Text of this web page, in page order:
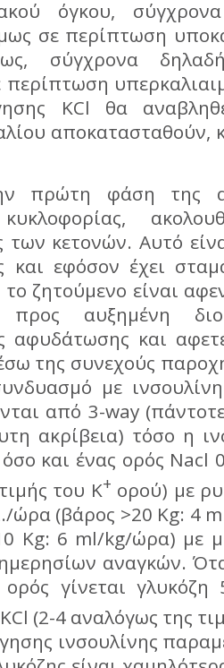
όγκου,
σε περίπτωση
σύγχρονα
KCl θα
αποκατασταθούν,
πρώτη φάση της
κυκλοφορίας,
κετονών. Αυτό
και εφόσον έχει
ζητούμενο είναι
προς αυξημένη
αφυδάτωσης και
της συνεχούς
με
από 3-way
ακρίβεια) τόσο η
και ένας ορός Nacl
του K+ ορού) με
ώρα (βάρος >20 Kg: 4
Kg: 6 ml/kg/ώρα) με
αναγκών.
γίνεται
(2-4 αναλόγως της
ινσουλίνης